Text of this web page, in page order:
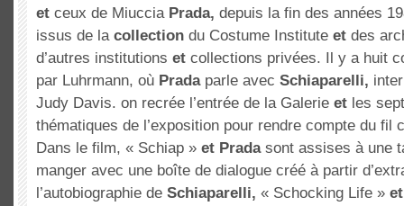
et ceux de Miuccia Prada, depuis la fin des années
issus de la collection du Costume Institute et des
d’autres institutions et collections privées. Il y a huit
par Luhrmann, où Pradaparle avec Schiaparelli,
Judy Davis. on recrée l’entrée de la Galerie et les
thématiques de l’exposition pour rendre compte du fil
Dans le film, « Schiap » et Pradasont assises à une
manger avec une boîte de dialogue créé à partir
l’autobiographie de Schiaparelli, « Schocking Life » et